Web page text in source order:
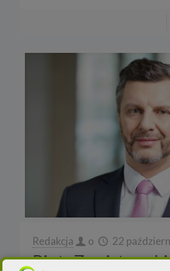
Redakcja o 22
Piotr Zawistowski